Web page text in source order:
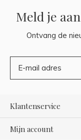
Meld je
Ontvang de
Klantenservice
Mijn account